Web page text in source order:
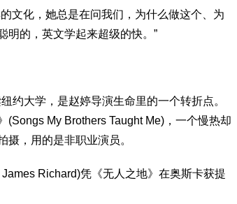
化，她总是在问我们，为什么做这个、为
明的，英文学起来超级的快。”
大学，是赵婷导演生命里的一个转折点。
My Brothers Taught Me)，一个慢热却
，用的是非职业演员。
Richard)凭《无人之地》在奥斯卡获提